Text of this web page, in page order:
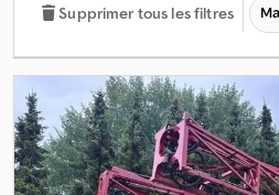
Supprimer tous les filtres